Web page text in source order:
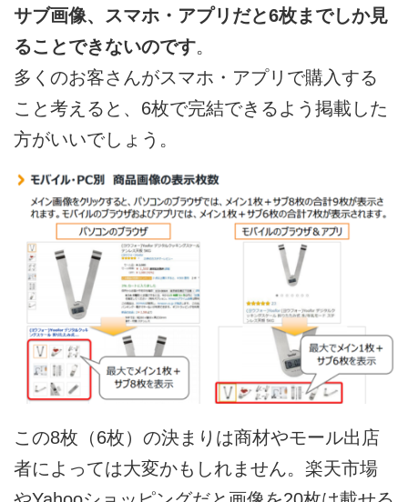
サブ画像、スマホ・アプリだと6枚までしか見
ることできないのです。
多くのお客さんがスマホ・アプリで購入する
こと考えると、6枚で完結できるよう掲載した
方がいいでしょう。
この8枚（6枚）の決まりは商材やモール出店
者によっては大変かもしれません。楽天市場